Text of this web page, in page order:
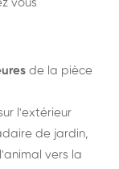
vous
de la pièce
l'extérieur
de jardin,
vers la